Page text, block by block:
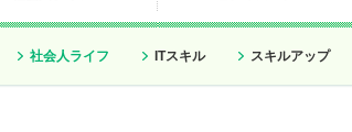
社会人ライフ ITスキル スキルアップ